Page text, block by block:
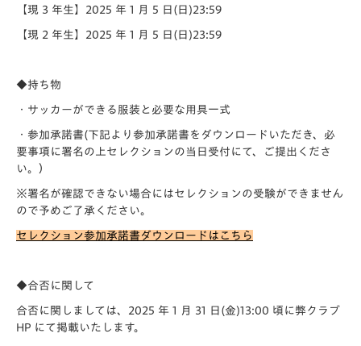
【現 3 年生】2025 年 1 月 5 日(日)23:59
【現 2 年生】2025 年 1 月 5 日(日)23:59
◆持ち物
・サッカーができる服装と必要な用具一式
・参加承諾書(下記より参加承諾書をダウンロードいただき、必
要事項に署名の上セレクションの当日受付にて、ご提出くださ
い。）
※署名が確認できない場合にはセレクションの受験ができません
ので予めご了承ください。
セレクション参加承諾書ダウンロードはこちら
◆合否に関して
合否に関しましては、2025 年 1 月 31 日(金)13:00 頃に弊クラブ
HP にて掲載いたします。